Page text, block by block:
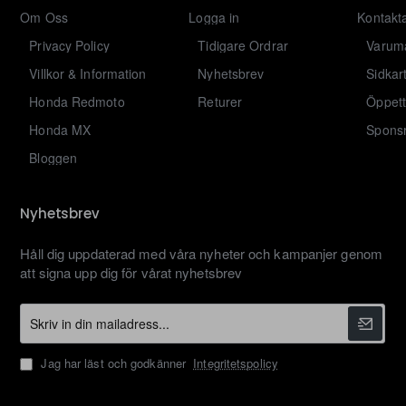
Om Oss
Privacy Policy
Villkor & Information
Honda Redmoto
Honda MX
Bloggen
Logga in
Tidigare Ordrar
Nyhetsbrev
Returer
Nyhetsbrev
Håll dig uppdaterad med våra nyheter och kampanjer genom
att signa upp dig för vårat nyhetsbrev
Skriv
din
mailadress...
Jag har läst och godkänner Integritetspolicy